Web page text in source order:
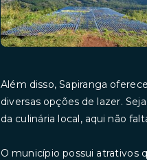
Além disso, Sapiranga
diversas opções de lazer.
da culinária local, aqui não
O município possui atrativos